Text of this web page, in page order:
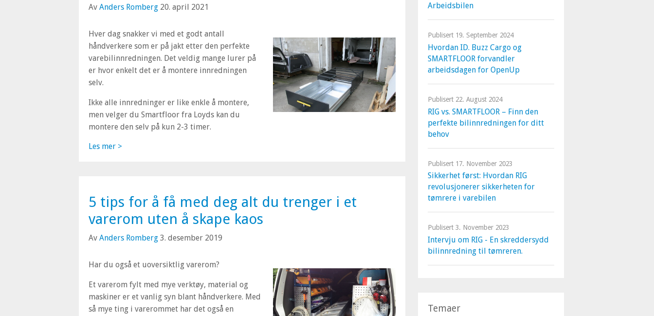
Av Anders Romberg 20. april 2021
Hver dag snakker vi med et godt antall
håndverkere som er på jakt etter den perfekte
varebilinnredningen. Det veldig mange lurer på
er hvor enkelt det er å montere innredningen
selv.
Ikke alle innredninger er like enkle å montere,
men velger du Smartfloor fra Loyds kan du
montere den selv på kun 2-3 timer.
Les mer >
5 tips for å få med deg alt du trenger i et
varerom uten å skape kaos
Av Anders Romberg 3. desember 2019
Har du også et uoversiktlig varerom?
Et varerom fylt med mye verktøy, material og
maskiner er et vanlig syn blant håndverkere. Med
så mye ting i varerommet har det også en
Arbeidsbilen
Hvordan ID. Buzz Cargo og
SMARTFLOOR forvandler
arbeidsdagen for OpenUp
Publisert 19. September 2024
RIG vs. SMARTFLOOR – Finn den
perfekte bilinnredningen for ditt
behov
Publisert 22. August 2024
Sikkerhet først: Hvordan RIG
revolusjonerer sikkerheten for
tømrere i varebilen
Publisert 17. November 2023
Intervju om RIG - En skreddersydd
bilinnredning til tømreren.
Publisert 3. November 2023
Temaer